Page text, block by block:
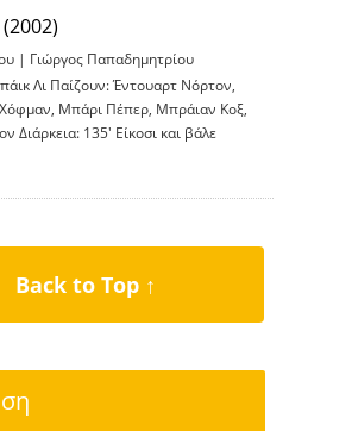
| Γιώργος Παπαδημητρίου
Λι Παίζουν: Έντουαρτ Νόρτον,
Μπάρι Πέπερ, Μπράιαν Κοξ,
Διάρκεια: 135′ Είκοσι και βάλε
Back to Top ↑